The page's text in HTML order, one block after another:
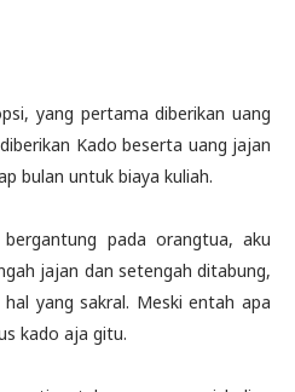
yang pertama diberikan uang
Kado beserta uang jajan
bulan untuk biaya kuliah.
bergantung pada orangtua, aku
jajan dan setengah ditabung,
yang sakral. Meski entah apa
kado aja gitu.